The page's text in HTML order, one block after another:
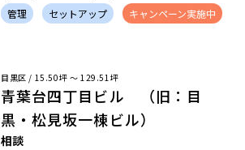
管理 セットアップ キャンペーン実施中
目黒区 / 15.50坪 〜 129.51坪
青葉台四丁目ビル （旧：目
黒・松見坂一棟ビル）
相談